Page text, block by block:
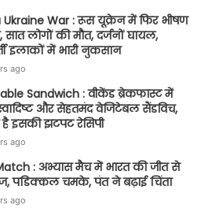
Ukraine War : रूस यूक्रेन में फिर भीषण
सात लोगों की मौत, दर्जनों घायल,
इलाकों में भारी नुकसान
ago
Sandwich : वीकेंड ब्रेकफास्ट में
और सेहतमंद वेजिटेबल सैंडविच,
इसकी झटपट रेसिपी
ago
: अभ्यास मैच में भारत की जीत से
पडिक्कल चमके, पंत ने बढ़ाई चिंता
ago